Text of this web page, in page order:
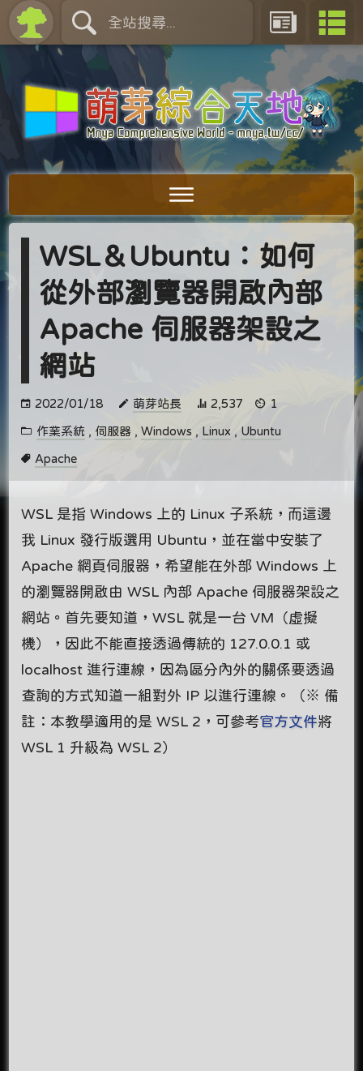
WSL＆Ubuntu：如何
從外部瀏覽器開啟內部
Apache 伺服器架設之
網站
2022/01/18 萌芽站長 2,537 1
作業系統 , 伺服器 ,Windows , Linux , Ubuntu
Apache
WSL 是指 Windows 上的 Linux 子系統，而這邊
我 Linux 發行版選用 Ubuntu，並在當中安裝了
Apache 網頁伺服器，希望能在外部 Windows 上
的瀏覽器開啟由 WSL 內部 Apache 伺服器架設之
網站。首先要知道，WSL 就是一台 VM（虛擬
機），因此不能直接透過傳統的 127.0.0.1 或
localhost 進行連線，因為區分內外的關係要透過
查詢的方式知道一組對外 IP 以進行連線。（※ 備
註：本教學適用的是 WSL 2，可參考官方文件將
WSL 1 升級為 WSL 2）